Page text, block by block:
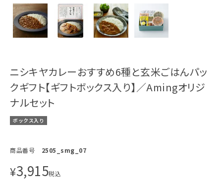
ニシキヤカレーおすすめ6種と玄米ごはんパッ
クギフト【ギフトボックス入り】／Amingオリジ
ナルセット
ボックス入り
商品番号 2505_smg_07
¥3,915税込